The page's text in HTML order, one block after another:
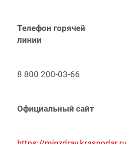
Телефон горячей
линии
8 800 200-03-66
Официальный сайт